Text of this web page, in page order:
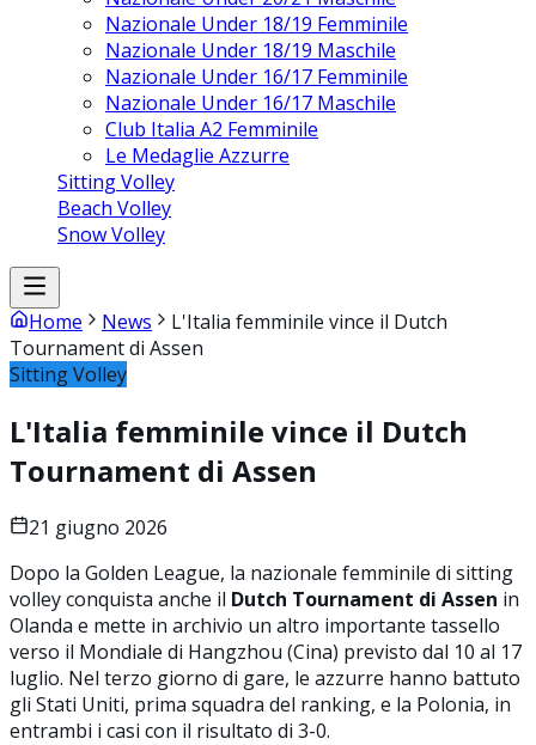
Nazionale Under 18/19 Femminile
Nazionale Under 18/19 Maschile
Nazionale Under 16/17 Femminile
Nazionale Under 16/17 Maschile
Club Italia A2 Femminile
Le Medaglie Azzurre
Sitting Volley
Beach Volley
Snow Volley
Home News
L'Italia femminile vince il Dutch
Tournament di Assen
Sitting Volley
L'Italia femminile vince il Dutch
Tournament di Assen
21 giugno 2026
Dopo la Golden League, la nazionale femminile di sitting
volley conquista anche il Dutch Tournament di Assen in
Olanda e mette in archivio un altro importante tassello
verso il Mondiale di Hangzhou (Cina) previsto dal 10 al 17
luglio. Nel terzo giorno di gare, le azzurre hanno battuto
gli Stati Uniti, prima squadra del ranking, e la Polonia, in
entrambi i casi con il risultato di 3-0.